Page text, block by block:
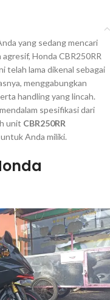
yang sedang mencari
Honda CBR250RR
telah lama dikenal sebagai
menggabungkan
handling yang lincah.
spesifikasi dari
unit CBR250RR
Anda miliki.